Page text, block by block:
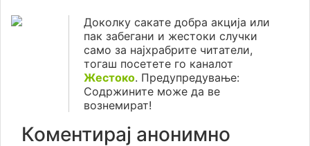
Доколку сакате добра акција или
пак забегани и жестоки случки
само за најхрабрите читатели,
тогаш посетете го каналот
Жестоко. Предупредување:
Содржините може да ве
вознемират!
Коментирај анонимно